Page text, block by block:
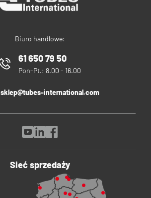
Biuro handlowe:
61 650 79 50
Pon-Pt.: 8.00 - 16.00
sklep@tubes-international.com
Sieć sprzedaży